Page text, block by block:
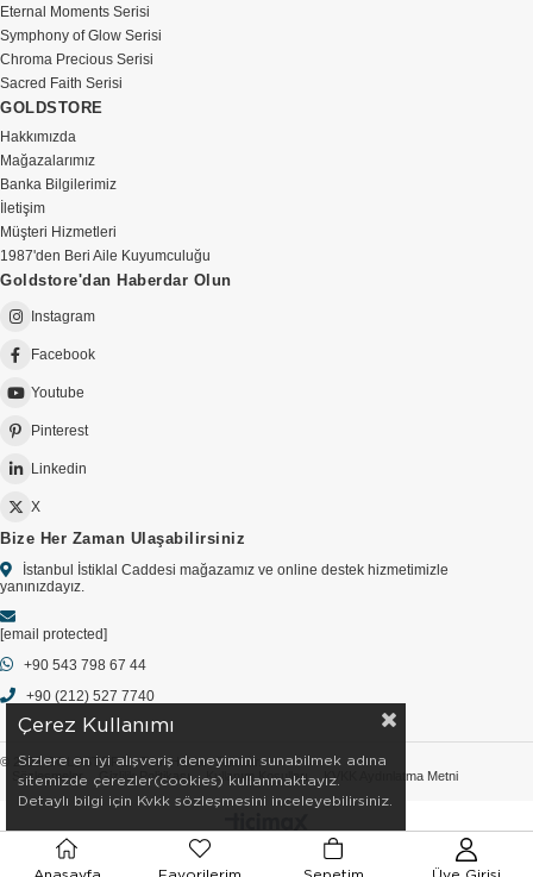
Eternal Moments Serisi
Symphony of Glow Serisi
Chroma Precious Serisi
Sacred Faith Serisi
GOLDSTORE
Hakkımızda
Mağazalarımız
Banka Bilgilerimiz
İletişim
Müşteri Hizmetleri
1987'den Beri Aile Kuyumculuğu
Goldstore'dan Haberdar Olun
Instagram
Facebook
Youtube
Pinterest
Linkedin
X
Bize Her Zaman Ulaşabilirsiniz
İstanbul İstiklal Caddesi mağazamız ve online destek hizmetimizle
yanınızdayız.
[email protected]
+90 543 798 67 44
+90 (212) 527 7740
© 2026 GOLDSTORE - Tüm Hakları Saklıdır.
Sözleşmeler
Gizlilik Politikası Kullanım Koşulları KVKK Aydınlatma Metni
Çerez Kullanımı
Sizlere en iyi alışveriş deneyimini sunabilmek adına
sitemizde çerezler(cookies) kullanmaktayız.
Detaylı bilgi için Kvkk sözleşmesini inceleyebilirsiniz.